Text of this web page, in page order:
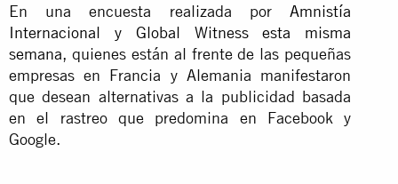
En una encuesta realizada porAmnistía
Internacional y Global Witness esta misma
semana, quienes están al frente de las pequeñas
empresas en Francia y Alemania manifestaron
que desean alternativas a la publicidad basada
en el rastreo que predomina en Facebook y
Google.